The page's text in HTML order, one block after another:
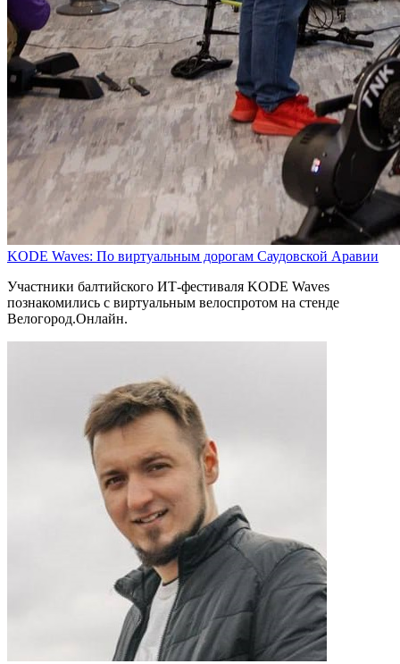
KODE Waves: По виртуальным дорогам Саудовской Аравии
Участники балтийского ИТ-фестиваля KODE Waves
познакомились с виртуальным велоспротом на стенде
Велогород.Онлайн.